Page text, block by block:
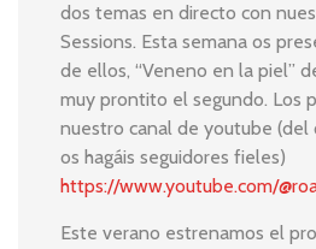
dos temas en directo con
Sessions. Esta semana os
de ellos, “Veneno en la piel”
muy prontito el segundo. Los
nuestro canal de youtube (del
os hagáis seguidores fieles)
https://www.youtube.com/
Este verano estrenamos el